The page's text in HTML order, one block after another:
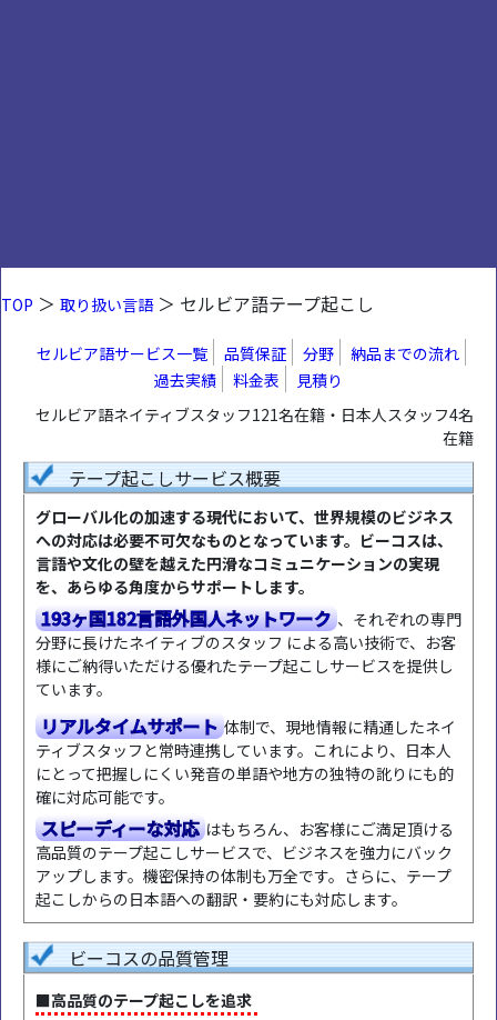
TOP ＞ 取り扱い言語＞ セルビア語テープ起こし
セルビア語サービス一覧 品質保証 分野
納品までの流れ
過去実績
料金表
見積り
セルビア語ネイティブスタッフ121名在籍・日本人スタッフ4名
在籍
テープ起こしサービス概要
グローバル化の加速する現代において、世界規模のビジネス
への対応は必要不可欠なものとなっています。ビーコスは、
言語や文化の壁を越えた円滑なコミュニケーションの実現
を、あらゆる角度からサポートします。
193ヶ国182言語外国人ネットワーク 、それぞれの専門
分野に長けたネイティブのスタッフ による高い技術で、お客
様にご納得いただける優れたテープ起こしサービスを提供し
ています。
リアルタイムサポート 体制で、現地情報に精通したネイ
ティブスタッフと常時連携しています。これにより、日本人
にとって把握しにくい発音の単語や地方の独特の訛りにも的
確に対応可能です。
スピーディーな対応 はもちろん、お客様にご満足頂ける
高品質のテープ起こしサービスで、ビジネスを強力にバック
アップします。機密保持の体制も万全です。さらに、テープ
起こしからの日本語への翻訳・要約にも対応します。
ビーコスの品質管理
■高品質のテープ起こしを追求